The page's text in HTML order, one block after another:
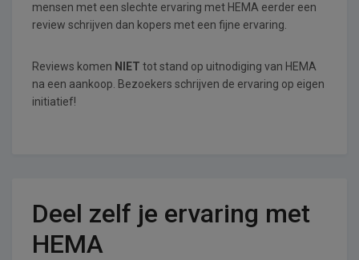
mensen met een slechte ervaring met HEMA eerder een
review schrijven dan kopers met een fijne ervaring.
Reviews komen NIET tot stand op uitnodiging van HEMA
na een aankoop. Bezoekers schrijven de ervaring op eigen
initiatief!
Deel zelf je ervaring met
HEMA